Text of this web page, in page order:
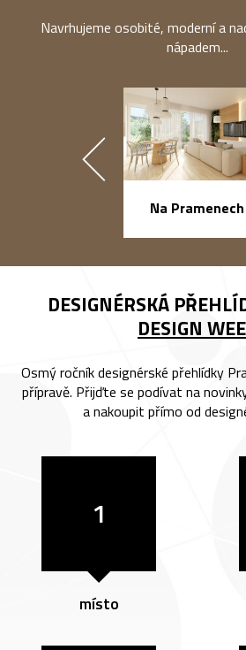
Navrhujeme osobité, moderní a
nápadem...
Na Pramenech
DESIGNÉRSKÁ
DESIGN
Osmý ročník designérské přehlídky
přípravě. Přijďte se podívat na
a nakoupit přímo od
1
místo